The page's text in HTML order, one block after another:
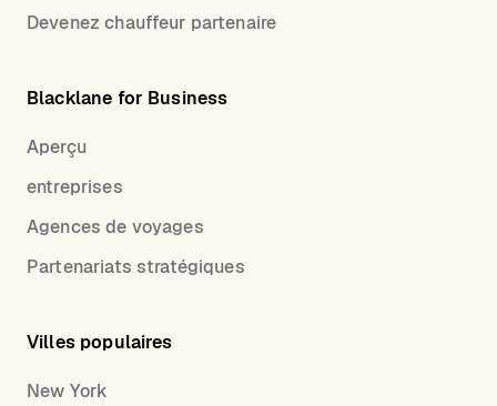
Devenez chauffeur partenaire
Blacklane for Business
Aperçu
entreprises
Agences de voyages
Partenariats stratégiques
Villes populaires
New York